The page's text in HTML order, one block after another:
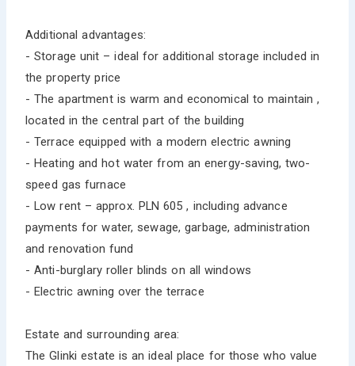
Additional advantages:
- Storage unit – ideal for additional storage included in
the property price
- The apartment is warm and economical to maintain ,
located in the central part of the building
- Terrace equipped with a modern electric awning
- Heating and hot water from an energy-saving, two-
speed gas furnace
- Low rent – approx. PLN 605 , including advance
payments for water, sewage, garbage, administration
and renovation fund
- Anti-burglary roller blinds on all windows
- Electric awning over the terrace
Estate and surrounding area:
The Glinki estate is an ideal place for those who value